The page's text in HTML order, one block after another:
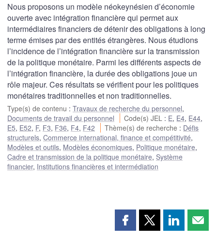
Nous proposons un modèle néokeynésien d’économie
ouverte avec intégration financière qui permet aux
intermédiaires financiers de détenir des obligations à long
terme émises par des entités étrangères. Nous étudions
l’incidence de l’intégration financière sur la transmission
de la politique monétaire. Parmi les différents aspects de
l’intégration financière, la durée des obligations joue un
rôle majeur. Ces résultats se vérifient pour les politiques
monétaires traditionnelles et non traditionnelles.
Type(s) de contenu : Travaux de recherche du personnel,
Documents de travail du personnel
Code(s) JEL : E, E4, E44,
E5, E52, F, F3, F36, F4, F42 Thème(s) de recherche : Défis
structurels, Commerce international, finance et compétitivité,
Modèles et outils, Modèles économiques, Politique monétaire,
Cadre et transmission de la politique monétaire, Système
financier, Institutions financières et intermédiation
PartagerPartagerPartager